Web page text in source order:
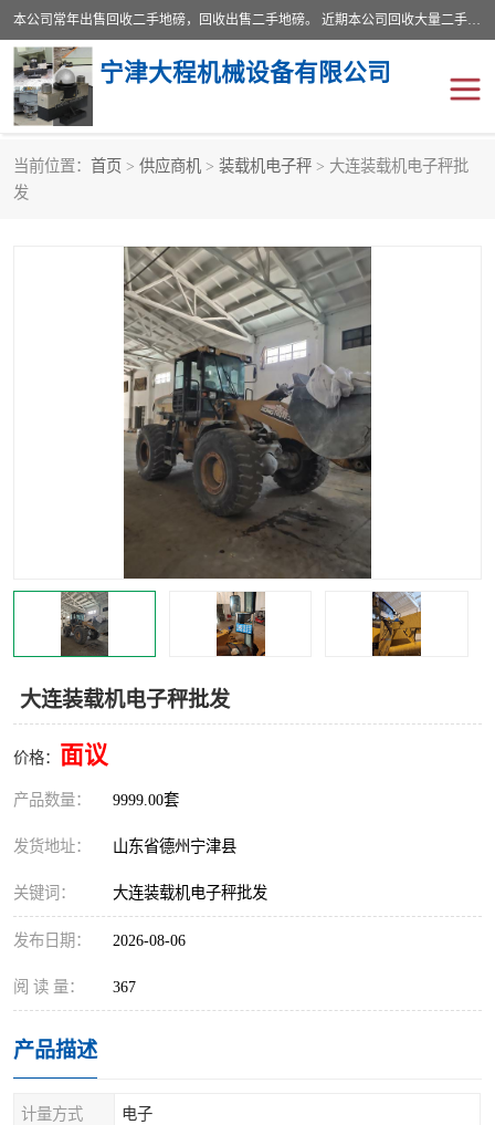
本公司常年出售回收二手地磅，回收出售二手地磅。 近期本公司回收大量二手地磅，型号齐全，宽度从2米到3.5米，长度5米到25米，承重吨位从10到200吨，成色7—9成新。 ? 使用年限6个月至2年，产品来源于个人闲置品，工矿企业停用品，因小换大而来。 精准度和新的一样， 二手地磅是内行人的选择，打个电话就省钱朋友您好等什么
宁津大程机械设备有限公司
当前位置： 首页 > 供应商机 > 装载机电子秤 > 大连装载机电子秤批
发
大连装载机电子秤批发
价格： 面议
产品数量： 9999.00套
发货地址： 山东省德州宁津县
关键词： 大连装载机电子秤批发
发布日期： 2026-08-06
阅 读 量： 367
产品描述
计量方式 电子
废纸打包机
食品烘干机
装载机电子秤 输送机
半自动输送机 全自动输送机
食品螺旋塔
木材撕碎机
金属撕碎机